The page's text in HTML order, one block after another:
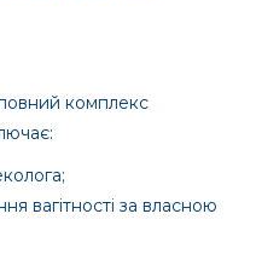
комплекс
вагітності за власною